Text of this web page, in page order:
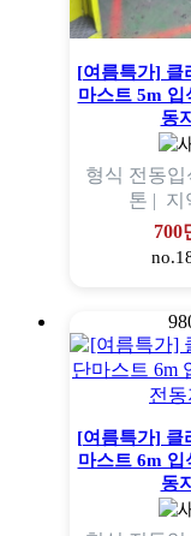
[여름특가] 클
마스트 5m 입
동
형식 전동입
톤 | 지
700
[여름특가] 클
마스트 6m 입
동